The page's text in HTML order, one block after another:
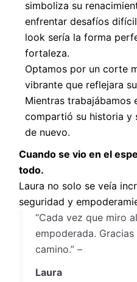
simboliza su
enfrentar desafíos
look sería la forma
fortaleza.
Optamos por un corte
vibrante que reflejara
Mientras trabajábamos
compartió su historia y
de nuevo.
Cuando se vio en el
todo.
Laura no solo se veía
seguridad y
“Cada vez que miro
empoderada.
camino.” –
Laura